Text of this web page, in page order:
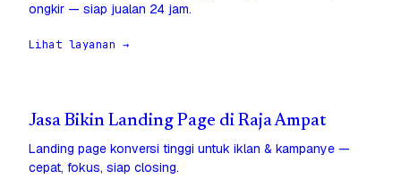
ongkir — siap jualan 24 jam.
Lihat layanan →
Jasa Bikin Landing Page di Raja Ampat
Landing page konversi tinggi untuk iklan & kampanye —
cepat, fokus, siap closing.